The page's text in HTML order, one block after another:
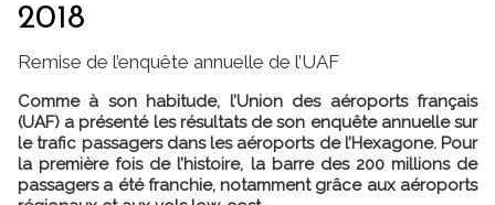
2018
Remise de l’enquête annuelle de l’UAF
Comme à son habitude, l’Union des aéroports français
(UAF) a présenté les résultats de son enquête annuelle sur
le trafic passagers dans les aéroports de l’Hexagone. Pour
la première fois de l’histoire, la barre des 200 millions de
passagers a été franchie, notamment grâce aux aéroports